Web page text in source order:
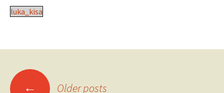
luka_kisa
Posts
← Older posts